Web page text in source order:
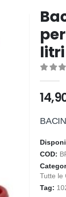
COD:
Tutte le
Tag: